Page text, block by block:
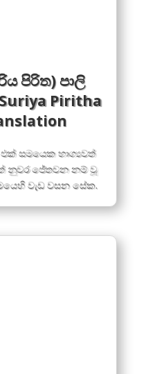
පිරිත) පාලි
Piritha
සමයෙක භාග්‍යවත්
නුවර ජේතවන නම් වූ
වැඩ වසන සේක.